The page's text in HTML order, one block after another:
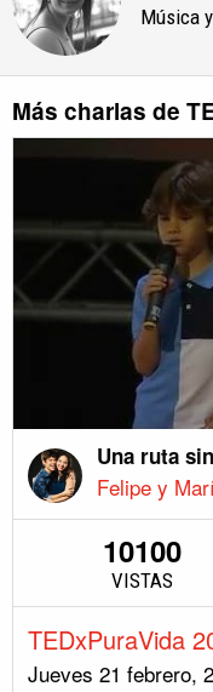
Música
Más charlas de
Una ruta
Felipe y
10100
VISTAS
TEDxPuraVida
Jueves 21 febrero,